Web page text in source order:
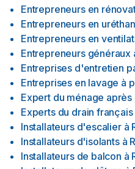
Entrepreneurs en
Entrepreneurs en
Entrepreneurs en
Entrepreneurs généraux
Entreprises d'entretien
Entreprises en lavage à
Expert du ménage
Experts du drain français
Installateurs d'escalier à
Installateurs d'isolants à
Installateurs de balcon à